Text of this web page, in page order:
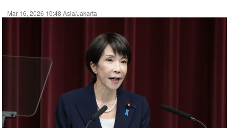
Mar 16, 2026 10:48 Asia/Jakarta